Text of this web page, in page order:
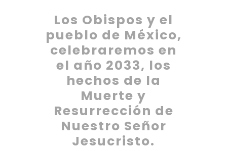
Los Obispos y el
pueblo de México,
celebraremos en
el año 2033, los
hechos de la
Muerte y
Resurrección de
Nuestro Señor
Jesucristo.